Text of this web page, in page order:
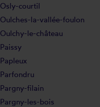
Osly-courtil
Oulches-la-vallée-foulon
Oulchy-le-château
Paissy
Papleux
Parfondru
Pargny-filain
Pargny-les-bois